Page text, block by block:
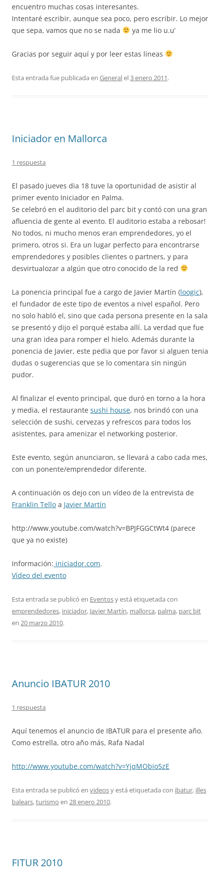
encuentro muchas cosas interesantes.
Intentaré escribir, aunque sea poco, pero escribir. Lo mejor
que sepa, vamos que no se nada
ya me lio u.u’
Gracias por seguir aquí y por leer estas líneas
Esta entrada fue publicada en Generalel3 enero 2011.
Iniciador en Mallorca
1 respuesta
El pasado jueves dia 18 tuve la oportunidad de asistir al
primer evento Iniciador en Palma.
Se celebró en el auditorio del parc bit y contó con una gran
afluencia de gente al evento. El auditorio estaba a rebosar!
No todos, ni mucho menos eran emprendedores, yo el
primero, otros si. Era un lugar perfecto para encontrarse
emprendedores y posibles clientes o partners, y para
desvirtualozar a algún que otro conocido de la red
La ponencia principal fue a cargo de Javier Martín (loogic),
el fundador de este tipo de eventos a nivel español. Pero
no solo habló el, sino que cada persona presente en la sala
se presentó y dijo el porqué estaba allí. La verdad que fue
una gran idea para romper el hielo. Además durante la
ponencia de Javier, este pedia que por favor si alguen tenia
dudas o sugerencias que se lo comentara sin ningún
pudor.
Al finalizar el evento principal, que duró en torno a la hora
y media, el restaurante sushi house, nos brindó con una
selección de sushi, cervezas y refrescos para todos los
asistentes, para amenizar el networking posterior.
Este evento, según anunciaron, se llevará a cabo cada mes,
con un ponente/emprendedor diferente.
A continuación os dejo con un vídeo de la entrevista de
Franklin Tello a Javier Martín
http://www.youtube.com/watch?v=BPJFGGCtWt4 (parece
que ya no existe)
Información: iniciador.com.
Vídeo del evento
Esta entrada se publicó en Eventosy está etiquetada con
emprendedores, iniciador, Javier Martín, mallorca, palma, parc bit
en 20 marzo 2010.
Anuncio IBATUR 2010
1 respuesta
Aquí tenemos el anuncio de IBATUR para el presente año.
Como estrella, otro año más, Rafa Nadal
http://www.youtube.com/watch?v=YjqMObio5zE
Esta entrada se publicó en videosy está etiquetada con ibatur, illes
balears,turismo en 28 enero 2010.
FITUR 2010